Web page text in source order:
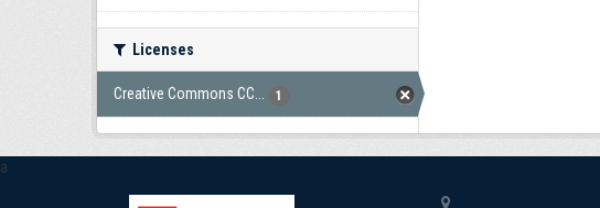
Licenses
Creative Commons CC... 1
a